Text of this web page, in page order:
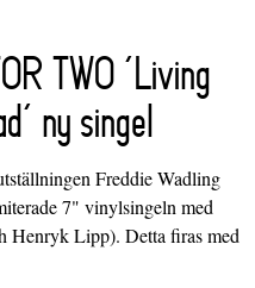
TWO ‘Living
ny singel
Freddie Wadling
7" vinylsingeln med
Henryk Lipp). Detta firas med